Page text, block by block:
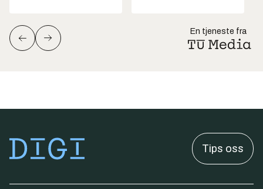
En tjeneste fra
Tips oss